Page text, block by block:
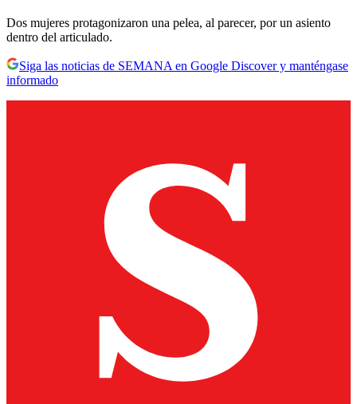
Dos mujeres protagonizaron una pelea, al parecer, por un asiento
dentro del articulado.
Siga las noticias de SEMANA en Google Discover y manténgase
informado